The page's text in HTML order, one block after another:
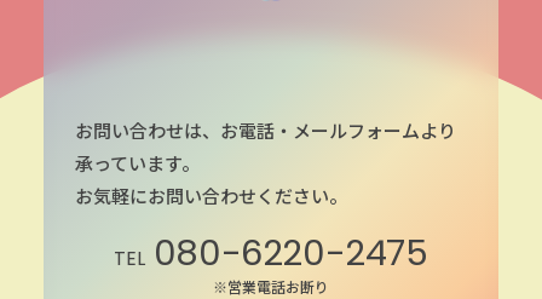
お問い合わせは、お電話・メールフォームより
承っています。
お気軽にお問い合わせください。
TEL080-6220-2475
※営業電話お断り